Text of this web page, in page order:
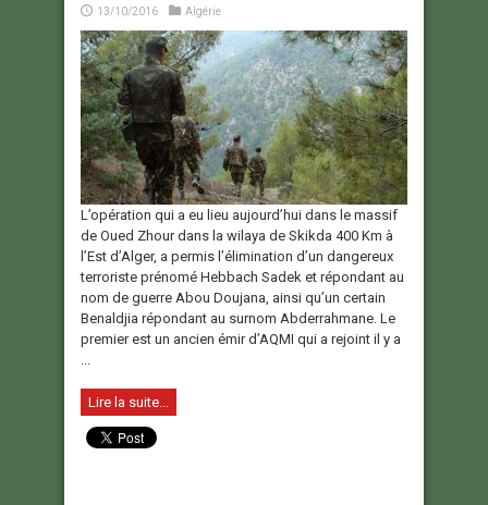
13/10/2016 Algérie
L’opération qui a eu lieu aujourd’hui dans le massif
de Oued Zhour dans la wilaya de Skikda 400 Km à
l’Est d’Alger, a permis l’élimination d’un dangereux
terroriste prénomé Hebbach Sadek et répondant au
nom de guerre Abou Doujana, ainsi qu’un certain
Benaldjia répondant au surnom Abderrahmane. Le
premier est un ancien émir d’AQMI qui a rejoint il y a
...
Lire la suite...